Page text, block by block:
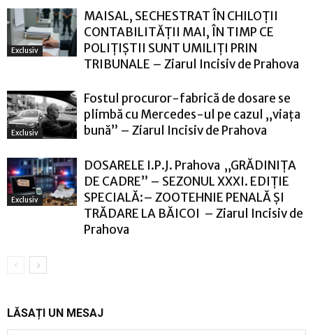
Exclusiv
MAISAL, SECHESTRAT ÎN CHILOȚII
CONTABILITĂȚII MAI, ÎN TIMP CE
POLIȚIȘTII SUNT UMILIȚI PRIN
TRIBUNALE – Ziarul Incisiv de Prahova
Exclusiv
Fostul procuror-fabrică de dosare se
plimbă cu Mercedes-ul pe cazul „viața
bună” – Ziarul Incisiv de Prahova
Exclusiv
DOSARELE I.P.J. Prahova „GRĂDINIȚA
DE CADRE” – SEZONUL XXXI. EDIȚIE
SPECIALĂ:– ZOOTEHNIE PENALĂ ȘI
TRĂDARE LA BĂICOI – Ziarul Incisiv de
Prahova
LĂSAȚI UN MESAJ